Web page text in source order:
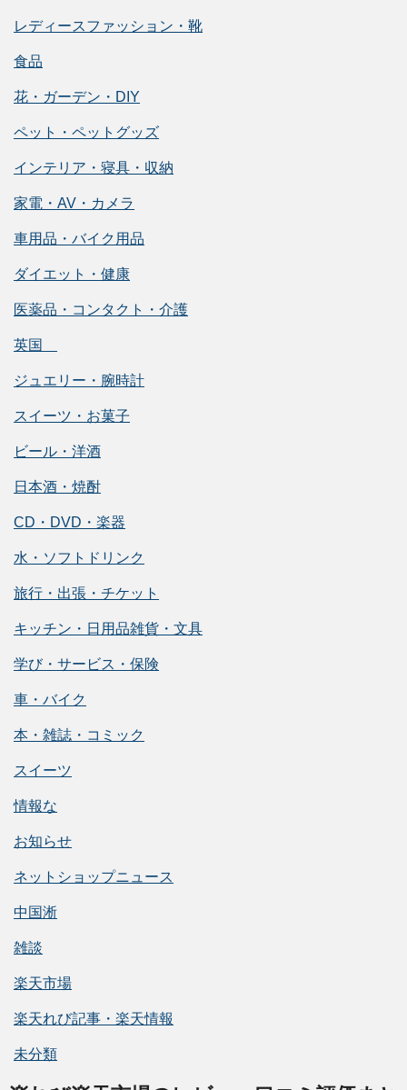
レディースファッション・靴
食品
花・ガーデン・DIY
ペット・ペットグッズ
インテリア・寝具・収納
家電・AV・カメラ
車用品・バイク用品
ダイエット・健康
医薬品・コンタクト・介護
英国
ジュエリー・腕時計
スイーツ・お菓子
ビール・洋酒
日本酒・焼酎
CD・DVD・楽器
水・ソフトドリンク
旅行・出張・チケット
キッチン・日用品雑貨・文具
学び・サービス・保険
車・バイク
本・雑誌・コミック
スイーツ
情報な
お知らせ
ネットショップニュース
中国淅
雑談
楽天市場
楽天れび記事・楽天情報
未分類